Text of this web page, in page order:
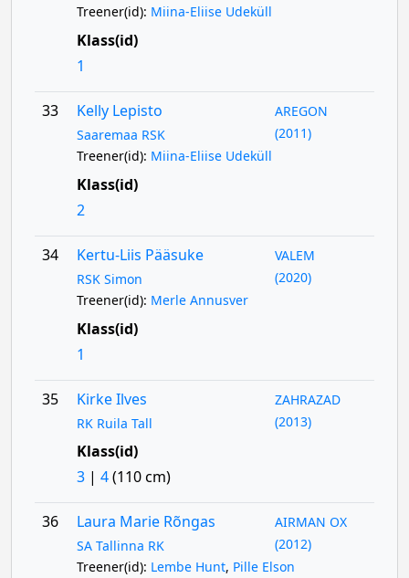
Treener(id): Miina-Eliise Udeküll
Klass(id)
1
33 Kelly Lepisto
Saaremaa RSK
AREGON
(2011)
Treener(id): Miina-Eliise Udeküll
Klass(id)
2
34 Kertu-Liis Pääsuke
RSK Simon
VALEM
(2020)
Treener(id): Merle Annusver
Klass(id)
1
35 Kirke Ilves
RK Ruila Tall
ZAHRAZAD
(2013)
Klass(id)
3| 4(110 cm)
36 Laura Marie Rõngas
SA Tallinna RK
AIRMAN OX
(2012)
Treener(id): Lembe Hunt, Pille Elson